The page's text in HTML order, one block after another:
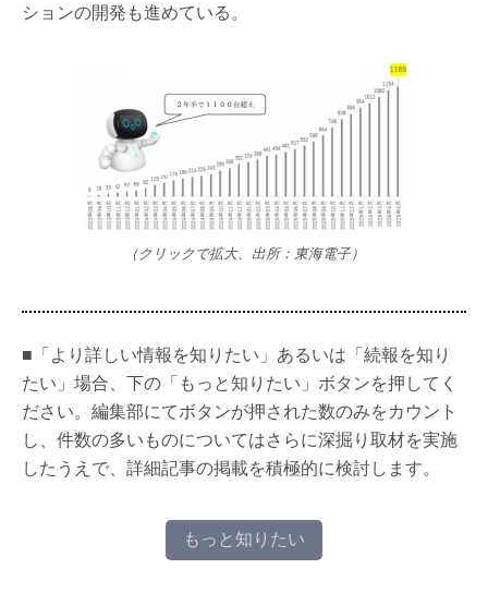
ションの開発も進めている。
（クリックで拡大、出所：東海電子）
■「より詳しい情報を知りたい」あるいは「続報を知り
たい」場合、下の「もっと知りたい」ボタンを押してく
ださい。編集部にてボタンが押された数のみをカウント
し、件数の多いものについてはさらに深掘り取材を実施
したうえで、詳細記事の掲載を積極的に検討します。
もっと知りたい